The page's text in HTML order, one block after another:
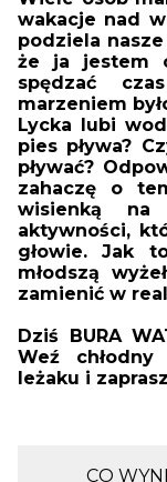
wakacje nad
podziela
że ja jestem
spędzać
marzeniem
Lycka lubi
pies pływa?
pływać?
zahaczę o
wisienką
aktywności,
głowie. Jak
młodszą
zamienić w
Dziś BURA
Weź
leżaku i
CO